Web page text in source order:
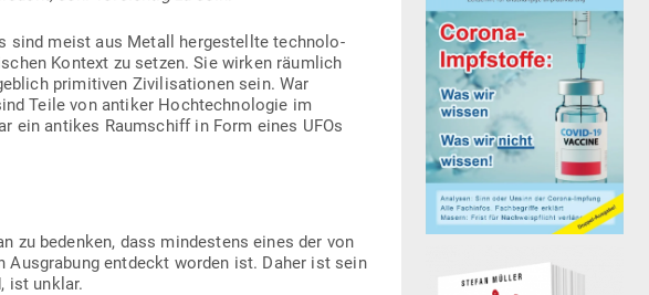
sind meist aus Metall her­ge­stellte tech­no­lo­
Kontext zu setzen. Sie wirken räumlich
pri­mi­tiven Zivi­li­sa­tionen sein. War
Teile von antiker Hoch­tech­no­logie im
ein antikes Raum­schiff in Form eines UFOs
zu bedenken, dass min­destens eines der von
Aus­grabung ent­deckt worden ist. Daher ist sein
ist unklar.